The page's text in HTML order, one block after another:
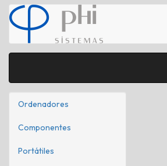
Ordenadores
Componentes
Portátiles